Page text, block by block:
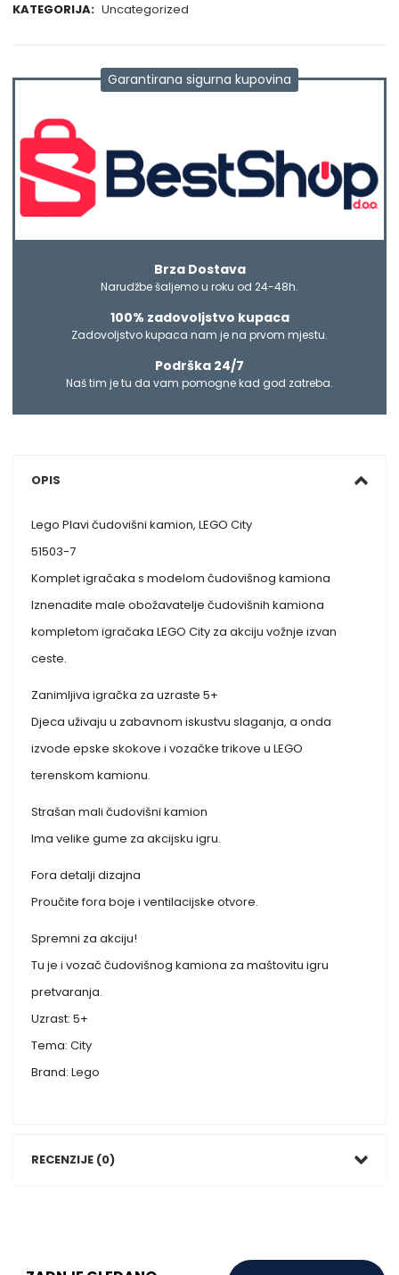
KATEGORIJA: Uncategorized
Garantirana sigurna kupovina
Brza Dostava
Narudžbe šaljemo u roku od 24-48h.
100% zadovoljstvo kupaca
Zadovoljstvo kupaca nam je na prvom mjestu.
Podrška 24/7
Naš tim je tu da vam pomogne kad god zatreba.
OPIS
Lego Plavi čudovišni kamion, LEGO City
51503-7
Komplet igračaka s modelom čudovišnog kamiona
Iznenadite male obožavatelje čudovišnih kamiona
kompletom igračaka LEGO City za akciju vožnje izvan
ceste.
Zanimljiva igračka za uzraste 5+
Djeca uživaju u zabavnom iskustvu slaganja, a onda
izvode epske skokove i vozačke trikove u LEGO
terenskom kamionu.
Strašan mali čudovišni kamion
Ima velike gume za akcijsku igru.
Fora detalji dizajna
Proučite fora boje i ventilacijske otvore.
Spremni za akciju!
Tu je i vozač čudovišnog kamiona za maštovitu igru
pretvaranja.
Uzrast: 5+
Tema: City
Brand: Lego
RECENZIJE (0)